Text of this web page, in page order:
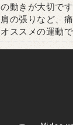
動きが大切で
の張りなど、
ススメの運動で